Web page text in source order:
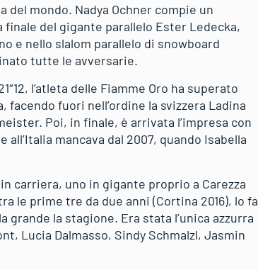
mondo. Nadya Ochner compie un
finale del gigante parallelo Ester Ledecka,
e nello slalom parallelo di snowboard
tutte le avversarie.
l’atleta delle Fiamme Oro ha superato
facendo fuori nell’ordine la svizzera Ladina
Poi, in finale, è arrivata l’impresa con
mancava dal 2007, quando Isabella
carriera, uno in gigante proprio a Carezza
le prime tre da due anni (Cortina 2016), lo fa
grande la stagione. Era stata l’unica azzurra
Lucia Dalmasso, Sindy Schmalzl, Jasmin